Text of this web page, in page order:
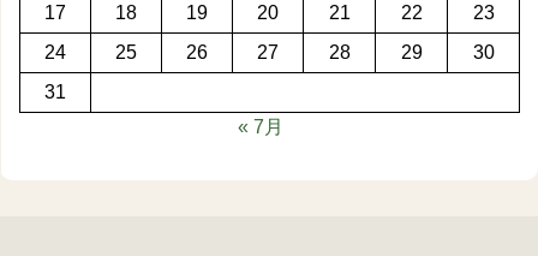
17
18 19 20 21 22
23
24
25 26 27 28 29
30
31
« 7月